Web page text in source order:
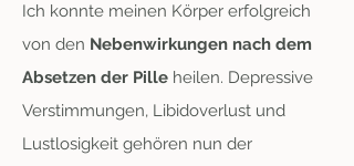
Ich konnte meinen Körper erfolgreich
von den Nebenwirkungen nach dem
Absetzen der Pille heilen. Depressive
Verstimmungen, Libidoverlust und
Lustlosigkeit gehören nun der